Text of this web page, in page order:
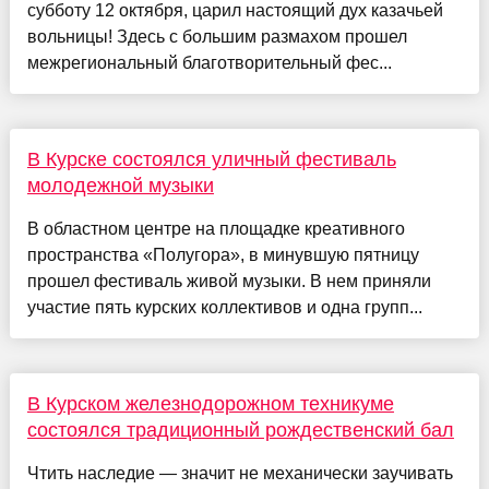
субботу 12 октября, царил настоящий дух казачьей
вольницы! Здесь с большим размахом прошел
межрегиональный благотворительный фес...
В Курске состоялся уличный фестиваль
молодежной музыки
В областном центре на площадке креативного
пространства «Полугора», в минувшую пятницу
прошел фестиваль живой музыки. В нем приняли
участие пять курских коллективов и одна групп...
В Курском железнодорожном техникуме
состоялся традиционный рождественский бал
Чтить наследие — значит не механически заучивать